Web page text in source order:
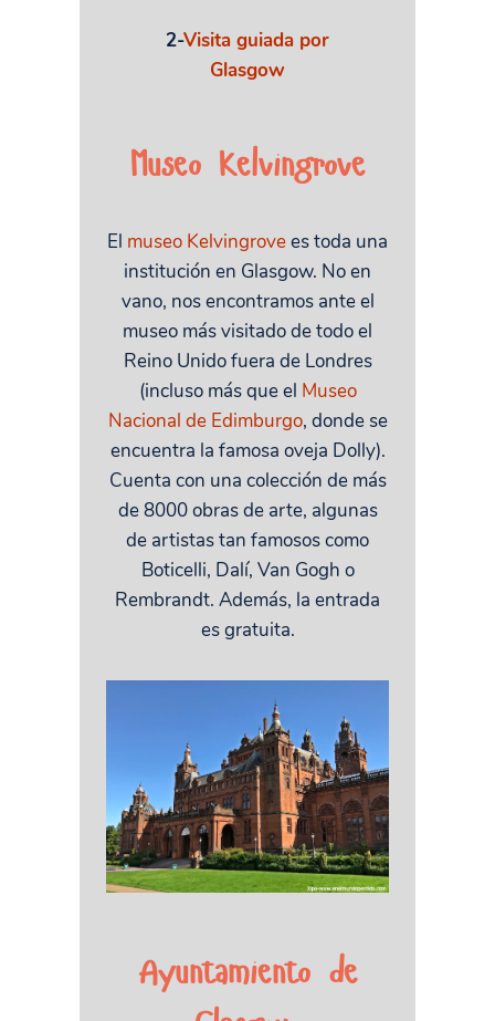
2-Visita guiada por
Glasgow
Museo Kelvingrove
El museo Kelvingrovees toda una
institución en Glasgow. No en
vano, nos encontramos ante el
museo más visitado de todo el
Reino Unido fuera de Londres
(incluso más que el Museo
Nacional de Edimburgo, donde se
encuentra la famosa oveja Dolly).
Cuenta con una colección de más
de 8000 obras de arte, algunas
de artistas tan famosos como
Boticelli, Dalí, Van Gogh o
Rembrandt. Además, la entrada
es gratuita.
Ayuntamiento de